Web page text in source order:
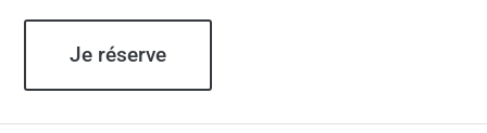
Je réserve